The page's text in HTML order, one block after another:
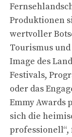
Produktionen
wertvoller
Tourismus
Image des
Festivals,
oder das
Emmy Awards
sich die